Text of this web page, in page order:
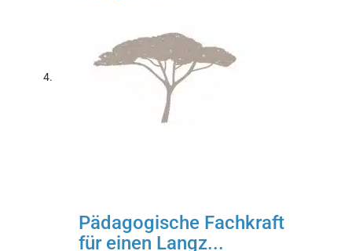
Pädagogische Fachkraft
für einen Langz...